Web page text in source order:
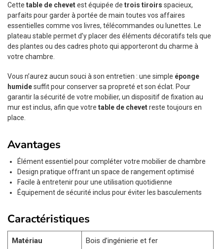
Cette table de chevetest équipée de trois tiroirs spacieux,
parfaits pour garder à portée de main toutes vos affaires
essentielles comme vos livres, télécommandes ou lunettes. Le
plateau stable permet d’y placer des éléments décoratifs tels que
des plantes ou des cadres photo qui apporteront du charme à
votre chambre.
Vous n’aurez aucun souci à son entretien : une simple éponge
humidesuffit pour conserver sa propreté et son éclat. Pour
garantir la sécurité de votre mobilier, un dispositif de fixation au
mur est inclus, afin que votre table de chevetreste toujours en
place.
Avantages
Élément essentiel pour compléter votre mobilier de chambre
Design pratique offrant un space de rangement optimisé
Facile à entretenir pour une utilisation quotidienne
Équipement de sécurité inclus pour éviter les basculements
Caractéristiques
Matériau Bois d’ingénierie et fer